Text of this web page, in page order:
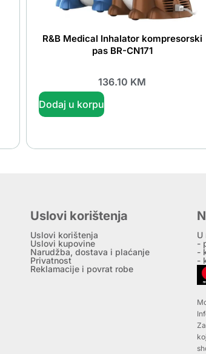
R&B Medical Inhalator kompresorski
pas BR-CN171
136.10 KM
Dodaj u korpu
Uslovi korištenja
Uslovi korištenja
Uslovi kupovine
Narudžba, dostava i plaćanje
Privatnost
Reklamacije i povrat robe
U
-
-
-